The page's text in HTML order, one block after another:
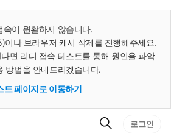
속이 원활하지 않습니다.
이나 브라우저 캐시 삭제를 진행해주세요.
면 리디 접속 테스트를 통해 원인을 파악
방법을 안내드리겠습니다.
트 페이지로 이동하기
검
로그인